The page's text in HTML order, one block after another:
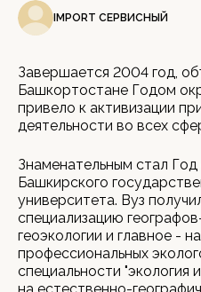
IMPORT СЕРВИСНЫЙ
Завершается 2004 год,
Башкортостане Годом
привело к активизации
деятельности во всех
Знаменательным стал
Башкирского
университета. Вуз
специализацию
геоэкологии и главное -
профессиональных
специальности "экология